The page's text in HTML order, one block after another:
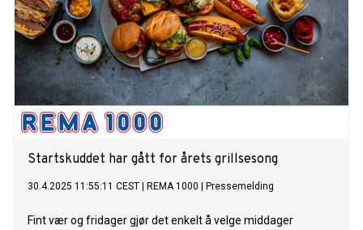
Startskuddet har gått for årets grillsesong
30.4.2025 11:55:11 CEST REMA 1000 Pressemelding
Fint vær og fridager gjør det enkelt å velge middager